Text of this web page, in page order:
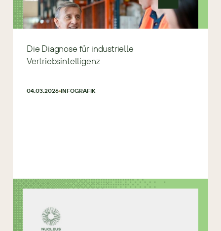
Die Diagnose für industrielle
Vertriebsintelligenz
04.03.2026 INFOGRAFIK